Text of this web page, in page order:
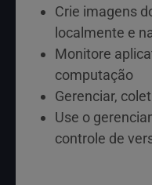
Crie imagens
localmente e
Monitore
computação
Gerenciar,
Use o
controle de